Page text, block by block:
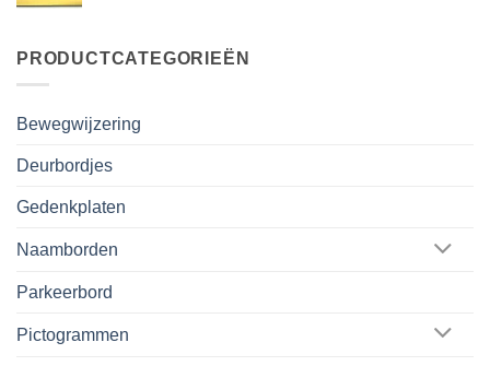
PRODUCTCATEGORIEËN
Bewegwijzering
Deurbordjes
Gedenkplaten
Naamborden
Parkeerbord
Pictogrammen